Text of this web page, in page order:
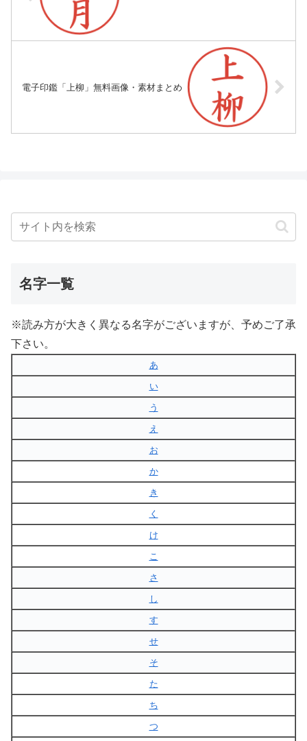
電子印鑑「上柳」無料画像・素材まとめ
名字一覧
※読み方が大きく異なる名字がございますが、予めご了承
下さい。
あ
い
う
え
お
か
き
く
け
こ
さ
し
す
せ
そ
た
ち
つ